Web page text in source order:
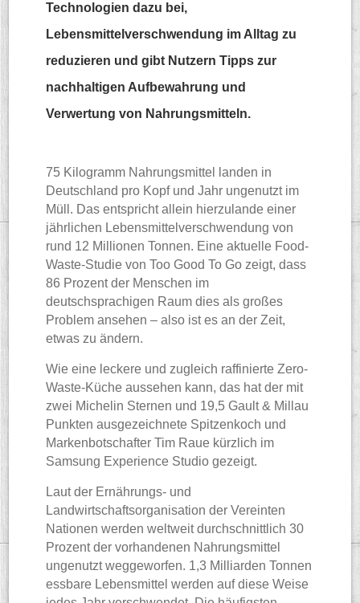
Technologien dazu bei,
Lebensmittelverschwendung im Alltag zu
reduzieren und gibt Nutzern Tipps zur
nachhaltigen Aufbewahrung und
Verwertung von Nahrungsmitteln.
75 Kilogramm Nahrungsmittel landen in
Deutschland pro Kopf und Jahr ungenutzt im
Müll. Das entspricht allein hierzulande einer
jährlichen Lebensmittelverschwendung von
rund 12 Millionen Tonnen. Eine aktuelle Food-
Waste-Studie von Too Good To Go zeigt, dass
86 Prozent der Menschen im
deutschsprachigen Raum dies als großes
Problem ansehen – also ist es an der Zeit,
etwas zu ändern.
Wie eine leckere und zugleich raffinierte Zero-
Waste-Küche aussehen kann, das hat der mit
zwei Michelin Sternen und 19,5 Gault & Millau
Punkten ausgezeichnete Spitzenkoch und
Markenbotschafter Tim Raue kürzlich im
Samsung Experience Studio gezeigt.
Laut der Ernährungs- und
Landwirtschaftsorganisation der Vereinten
Nationen werden weltweit durchschnittlich 30
Prozent der vorhandenen Nahrungsmittel
ungenutzt weggeworfen. 1,3 Milliarden Tonnen
essbare Lebensmittel werden auf diese Weise